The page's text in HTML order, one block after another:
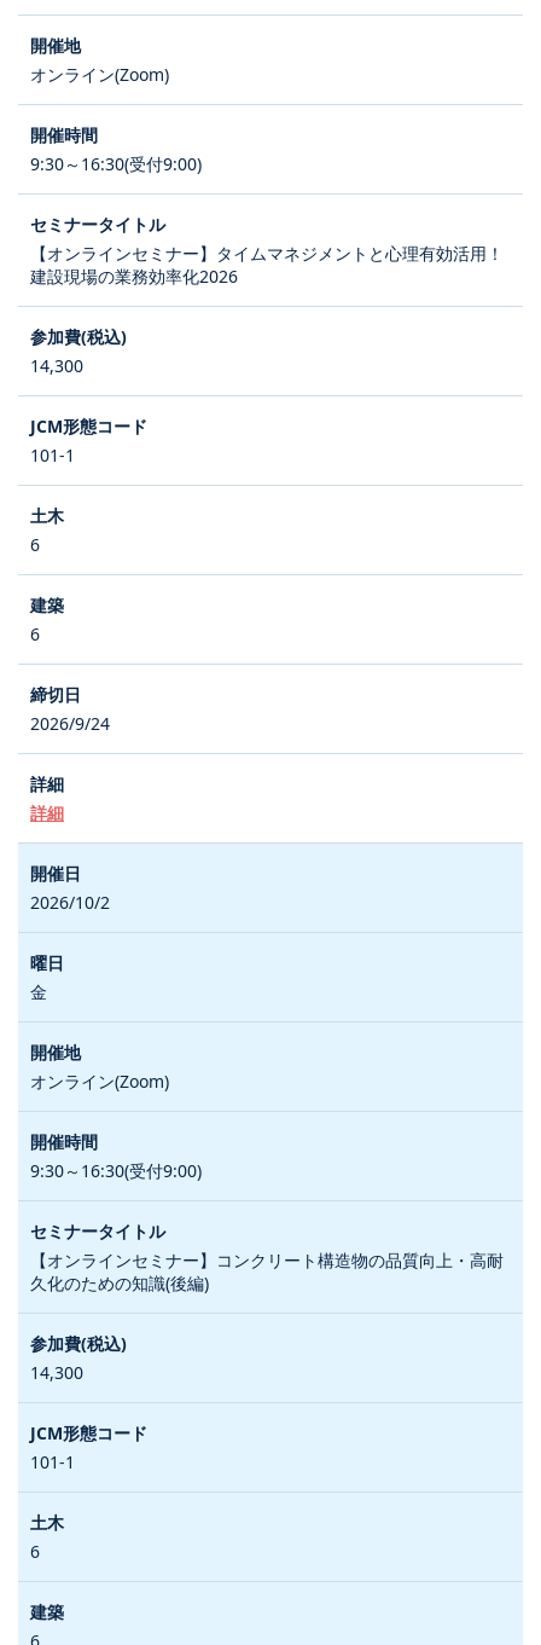
オンライン(Zoom)
9:30～16:30(受付9:00)
【オンラインセミナー】タイムマネジメントと心理有効活用！
建設現場の業務効率化2026
14,300
101-1
6
6
2026/9/24
詳細
2026/10/2
金
オンライン(Zoom)
9:30～16:30(受付9:00)
【オンラインセミナー】コンクリート構造物の品質向上・高耐
久化のための知識(後編)
14,300
101-1
6